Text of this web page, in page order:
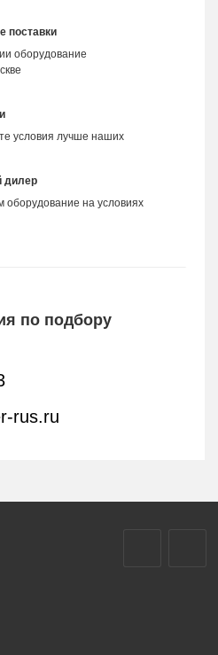
поставки
оборудование
условия лучше наших
дилер
оборудование на условиях
по подбору
rus.ru